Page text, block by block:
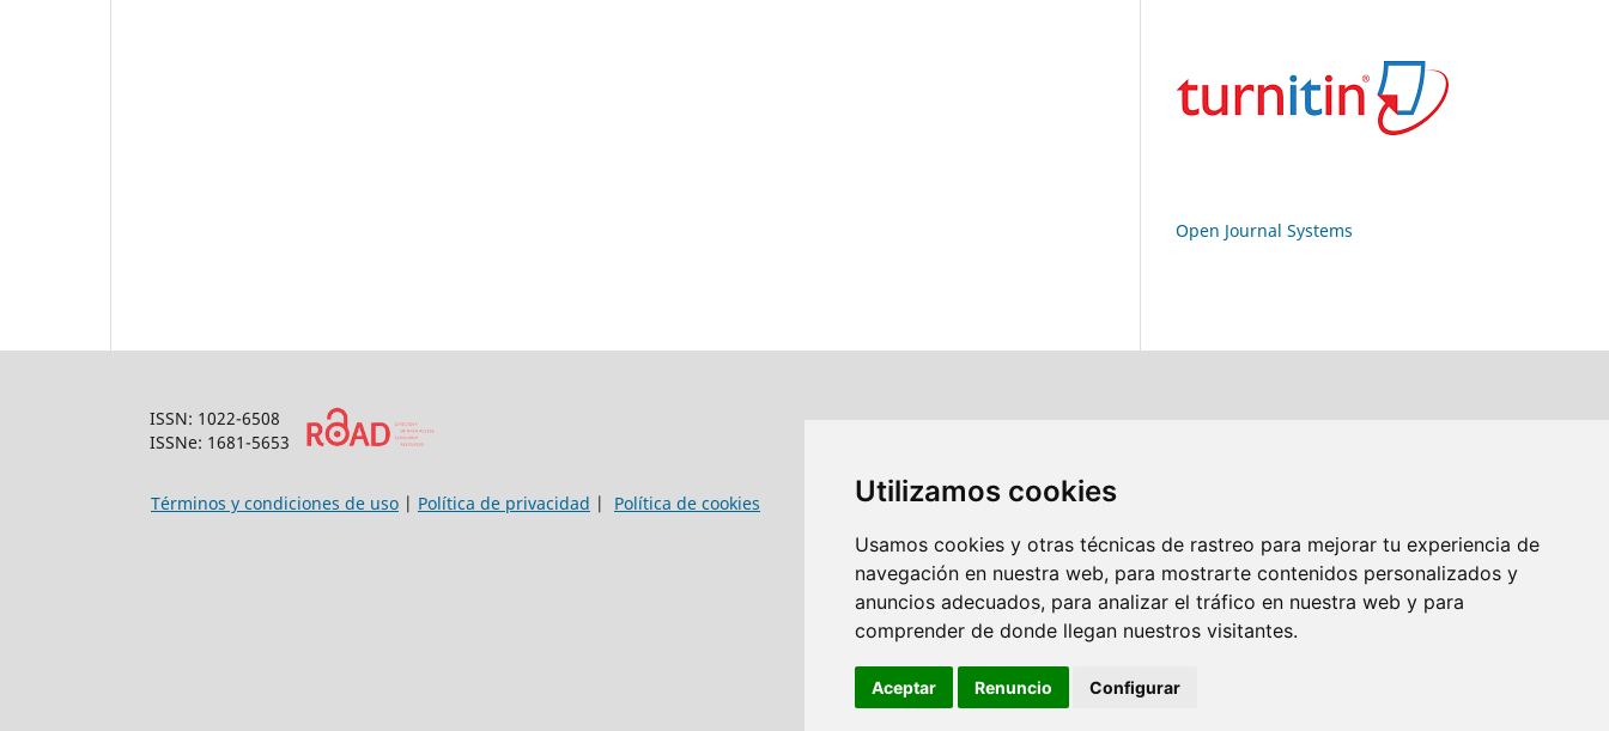
Utilizamos cookies
Usamos cookies y otras técnicas de rastreo para mejorar tu experiencia de
navegación en nuestra web, para mostrarte contenidos personalizados y
anuncios adecuados, para analizar el tráfico en nuestra web y para
comprender de donde llegan nuestros visitantes.
Aceptar Renuncio Configurar
Open Journal Systems
ISSN: 1022-6508
ISSNe: 1681-5653
Términos y condiciones de uso | Política de privacidad | Política de cookies